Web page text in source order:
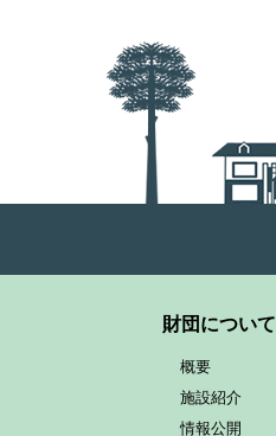
財団について
概要
施設紹介
情報公開